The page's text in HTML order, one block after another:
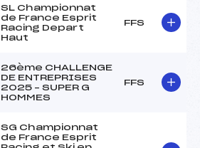
SL Championnat
de France Esprit
Racing Depart
Haut
FFS
26ème CHALLENGE
DE ENTREPRISES
2025 – SUPER G
HOMMES
FFS
SG Championnat
de France Esprit